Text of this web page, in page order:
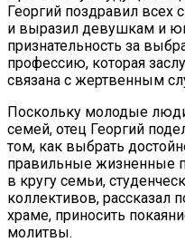
Георгий поздравил всех
и выразил девушкам и
признательность за
профессию, которая
связана с жертвенным
Поскольку молодые люди
семей, отец Георгий
том, как выбрать
правильные жизненные
в кругу семьи,
коллективов, рассказал
храме, приносить
молитвы.